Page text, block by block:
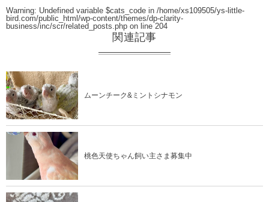
Warning: Undefined variable $cats_code in /home/xs109505/ys-little-
bird.com/public_html/wp-content/themes/dp-clarity-
business/inc/scr/related_posts.php on line 204
関連記事
ムーンチーク&ミントシナモン
桃色天使ちゃん飼い主さま募集中